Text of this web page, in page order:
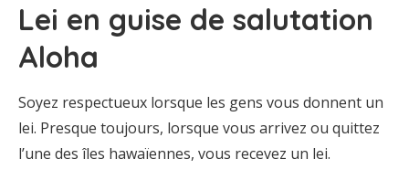
Lei en guise de salutation
Aloha
Soyez respectueux lorsque les gens vous donnent un
lei. Presque toujours, lorsque vous arrivez ou quittez
l’une des îles hawaïennes, vous recevez un lei.